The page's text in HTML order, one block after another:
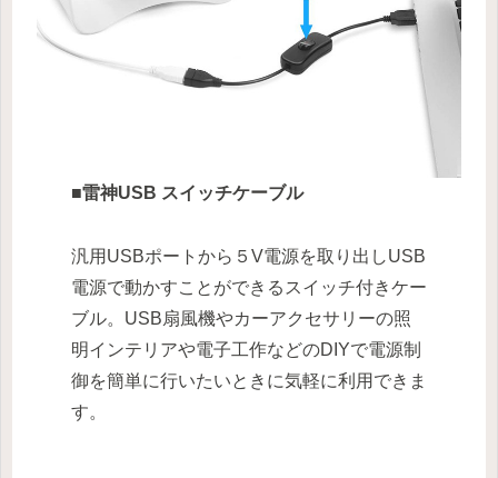
■雷神USB スイッチケーブル
汎用USBポートから５V電源を取り出しUSB
電源で動かすことができるスイッチ付きケー
ブル。USB扇風機やカーアクセサリーの照
明インテリアや電子工作などのDIYで電源制
御を簡単に行いたいときに気軽に利用できま
す。